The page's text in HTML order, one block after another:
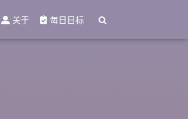
关于 每日目标